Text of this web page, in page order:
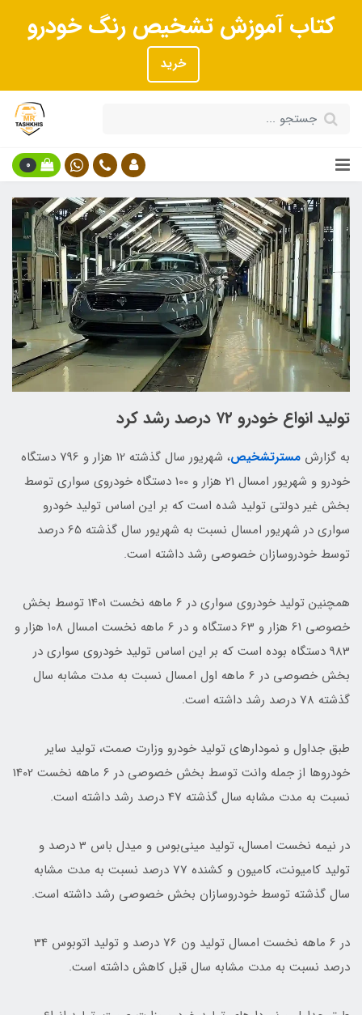
کتاب آموزش تشخیص رنگ خودرو
خرید
0
تولید انواع خودرو ۷۲ درصد رشد کرد
به گزارش مسترتشخیص
، شهریور‌ سال گذشته 12 هزار و 796 دستگاه
خودرو و شهریور‌ امسال 21 هزار و 100 دستگاه خودروی سواری توسط
بخش غیر دولتی ‌تولید شده است که بر این اساس تولید خودرو
سواری در شهریور امسال نسبت به شهریور سال گذشته 65 درصد
توسط خودروسازان خصوصی رشد داشته است.
همچنین تولید خودروی سواری در 6 ماهه نخست 1401 توسط بخش
خصوصی 61 هزار و 63 دستگاه و در 6 ماهه نخست امسال 108 هزار و
983 دستگاه بوده است که بر این اساس تولید خودروی سواری در
بخش خصوصی در 6 ماهه اول امسال نسبت به مدت مشابه سال
گذشته 78 درصد رشد داشته است.
طبق جداول و نمودارهای تولید خودرو وزارت صمت، تولید سایر
خودروها از جمله وانت توسط بخش خصوصی در 6 ماهه نخست 1402
نسبت به مدت مشابه سال گذشته 47 درصد رشد داشته است.
در نیمه نخست امسال، تولید مینی‌بوس و میدل باس 3 درصد و
تولید کامیونت، کامیون و کشنده 77 درصد‌ نسبت به مدت مشابه
سال گذشته توسط خودروسازان بخش خصوصی رشد داشته است.
در 6 ماهه نخست امسال تولید ون 76 درصد و تولید اتوبوس 34
درصد نسبت به مدت مشابه سال قبل کاهش داشته است.